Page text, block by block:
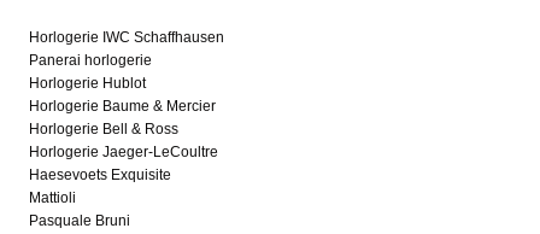
Horlogerie IWC Schaffhausen
Panerai horlogerie
Horlogerie Hublot
Horlogerie Baume & Mercier
Horlogerie Bell & Ross
Horlogerie Jaeger-LeCoultre
Haesevoets Exquisite
Mattioli
Pasquale Bruni